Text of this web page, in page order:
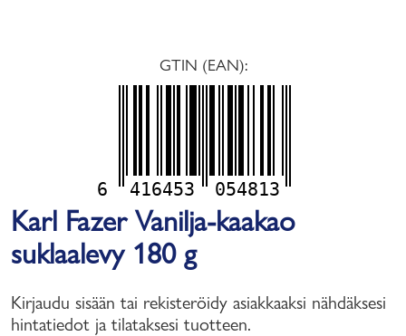
GTIN (EAN):
6 416453 054813
Karl Fazer Vanilja-kaakao
suklaalevy 180 g
Kirjaudu sisään tai rekisteröidy asiakkaaksi nähdäksesi
hintatiedot ja tilataksesi tuotteen.